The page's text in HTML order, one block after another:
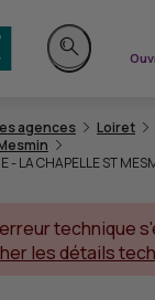
Rechercher sur
agences Loiret
- LA CHAPELLE ST
technique
les détails